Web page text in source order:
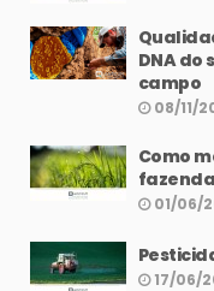
DNA do
campo
08/11/
Como
01/06/
17/06/